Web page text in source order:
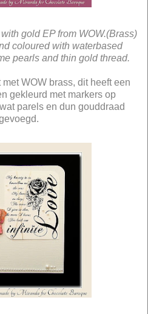
gold EP from WOW.(Brass)
coloured with waterbased
pearls and thin gold thread.
WOW brass, dit heeft een
gekleurd met markers op
parels en dun gouddraad